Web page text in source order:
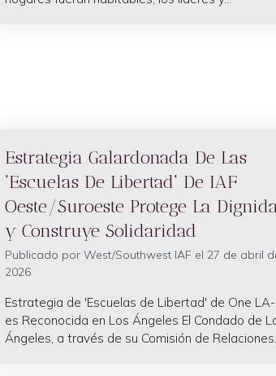
Estrategia Galardonada De Las
'Escuelas De Libertad' De IAF
Oeste/Suroeste Protege La
y Construye Solidaridad
Publicado por West/Southwest IAF el 27 de abril
2026
Estrategia de 'Escuelas de Libertad' de One LA-
es Reconocida en Los Ángeles El Condado de
Ángeles, a través de su Comisión de